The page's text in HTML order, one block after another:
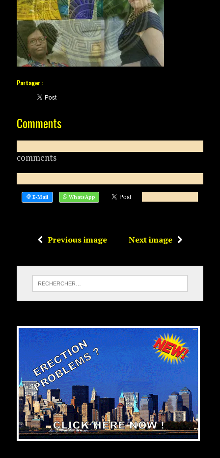
Partager :
Comments
comments
Previous image Next image